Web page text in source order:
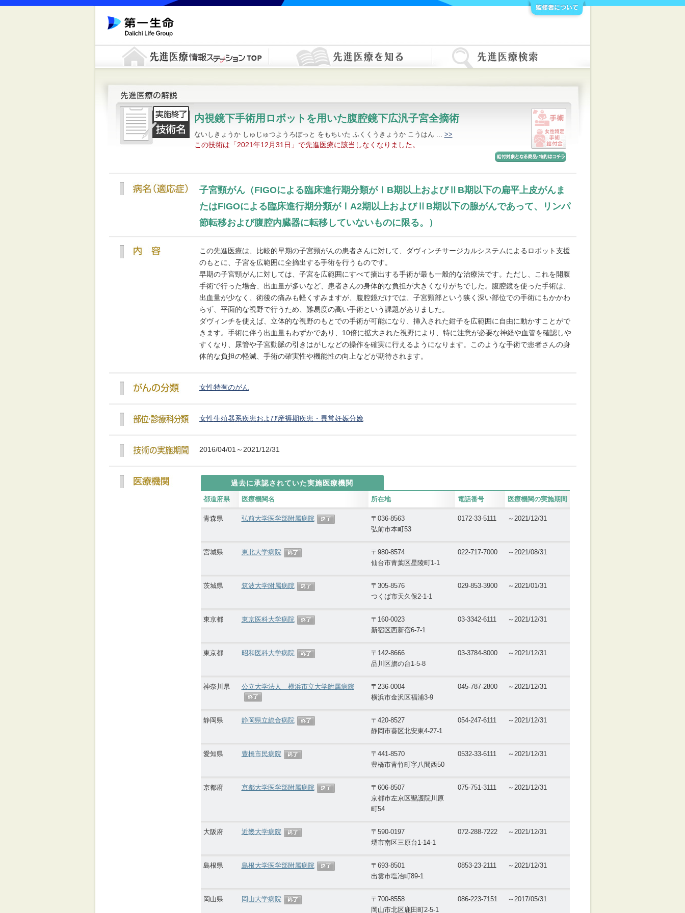
内視鏡下手術用ロボットを用いた腹腔鏡下広汎子宮全摘術
ないしきょうか しゅじゅつようろぼっと をもちいた ふくくうきょうか こうはん ... >>
この技術は「2021年12月31日」で先進医療に該当しなくなりました。
子宮頸がん（FIGOによる臨床進行期分類がⅠB期以上およびⅡB期以下の扁平上皮がんま
たはFIGOによる臨床進行期分類がⅠA2期以上およびⅡB期以下の腺がんであって、リンパ
節転移および腹腔内臓器に転移していないものに限る。）
この先進医療は、比較的早期の子宮頸がんの患者さんに対して、ダヴィンチサージカルシステムによるロボット支援
のもとに、子宮を広範囲に全摘出する手術を行うものです。
早期の子宮頸がんに対しては、子宮を広範囲にすべて摘出する手術が最も一般的な治療法です。ただし、これを開腹
手術で行った場合、出血量が多いなど、患者さんの身体的な負担が大きくなりがちでした。腹腔鏡を使った手術は、
出血量が少なく、術後の痛みも軽くすみますが、腹腔鏡だけでは、子宮頸部という狭く深い部位での手術にもかかわ
らず、平面的な視野で行うため、難易度の高い手術という課題がありました。
ダヴィンチを使えば、立体的な視野のもとでの手術が可能になり、挿入された鉗子を広範囲に自由に動かすことがで
きます。手術に伴う出血量もわずかであり、10倍に拡大された視野により、特に注意が必要な神経や血管を確認しや
すくなり、尿管や子宮動脈の引きはがしなどの操作を確実に行えるようになります。このような手術で患者さんの身
体的な負担の軽減、手術の確実性や機能性の向上などが期待されます。
女性特有のがん
女性生殖器系疾患および産褥期疾患・異常妊娠分娩
2016/04/01～2021/12/31
過去に承認されていた実施医療機関
都道府県 医療機関名 所在地 電話番号 医療機関の実施期間
青森県 弘前大学医学部附属病院
〒036-8563
弘前市本町53
0172-33-5111 ～2021/12/31
宮城県 東北大学病院
〒980-8574
仙台市青葉区星陵町1-1
022-717-7000 ～2021/08/31
茨城県 筑波大学附属病院
〒305-8576
つくば市天久保2-1-1
029-853-3900 ～2021/01/31
東京都 東京医科大学病院
〒160-0023
新宿区西新宿6-7-1
03-3342-6111 ～2021/12/31
東京都 昭和医科大学病院
〒142-8666
品川区旗の台1-5-8
03-3784-8000 ～2021/12/31
神奈川県 公立大学法人 横浜市立大学附属病院
〒236-0004
横浜市金沢区福浦3-9
045-787-2800 ～2021/12/31
静岡県 静岡県立総合病院
〒420-8527
静岡市葵区北安東4-27-1
054-247-6111 ～2021/12/31
愛知県 豊橋市民病院
〒441-8570
豊橋市青竹町字八間西50
0532-33-6111 ～2021/12/31
京都府 京都大学医学部附属病院
〒606-8507
京都市左京区聖護院川原
町54
075-751-3111 ～2021/12/31
大阪府 近畿大学病院
〒590-0197
堺市南区三原台1-14-1
072-288-7222 ～2021/12/31
島根県 島根大学医学部附属病院
〒693-8501
出雲市塩冶町89-1
0853-23-2111 ～2021/12/31
岡山県 岡山大学病院
〒700-8558
岡山市北区鹿田町2-5-1
086-223-7151 ～2017/05/31